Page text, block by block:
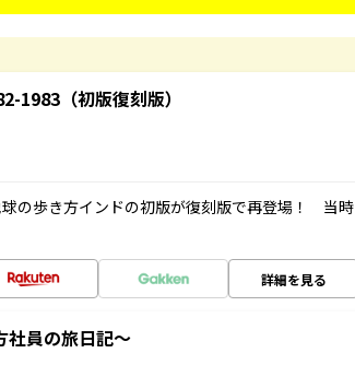
1983（初版復刻版）
の歩き方インドの初版が復刻版で再登場！ 当時
詳細を見る
社員の旅日記～